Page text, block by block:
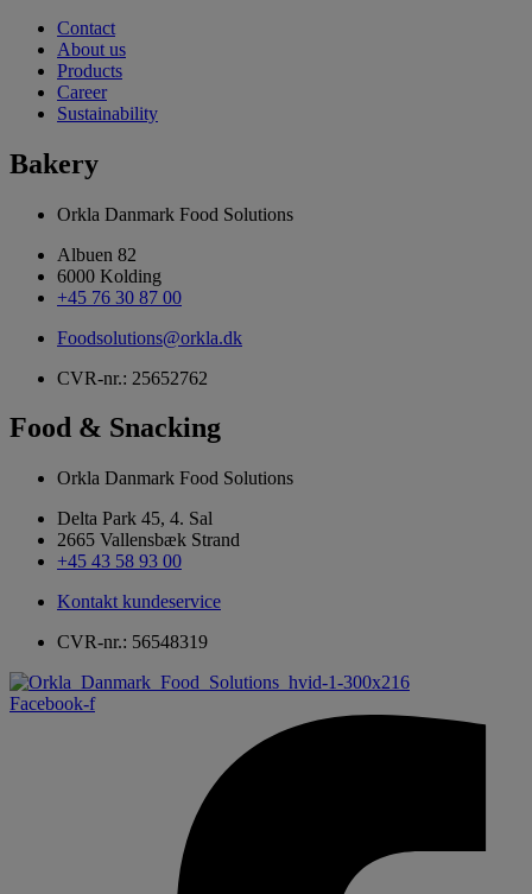
Contact
About us
Products
Career
Sustainability
Bakery
Orkla Danmark Food Solutions
Albuen 82
6000 Kolding
+45 76 30 87 00
Foodsolutions@orkla.dk
CVR-nr.: 25652762
Food & Snacking
Orkla Danmark Food Solutions
Delta Park 45, 4. Sal
2665 Vallensbæk Strand
+45 43 58 93 00
Kontakt kundeservice
CVR-nr.: 56548319
Facebook-f